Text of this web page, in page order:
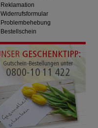
Reklamation
Widerrufsformular
Problembehebung
Bestellschein